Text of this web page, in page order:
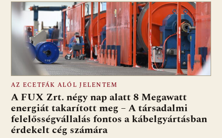
AZ ECETFÁK ALÓL JELENTEM
A FUX Zrt. négy nap alatt 8 Megawatt
energiát takarított meg – A társadalmi
felelősségvállalás fontos a kábelgyártásban
érdekelt cég számára